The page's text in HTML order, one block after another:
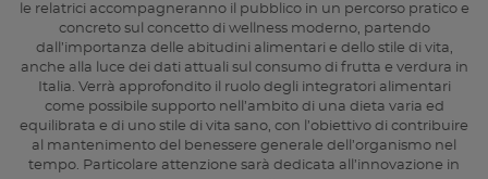
le relatrici accompagneranno il pubblico in un percorso pratico e
concreto sul concetto di wellness moderno, partendo
dall’importanza delle abitudini alimentari e dello stile di vita,
anche alla luce dei dati attuali sul consumo di frutta e verdura in
Italia. Verrà approfondito il ruolo degli integratori alimentari
come possibile supporto nell’ambito di una dieta varia ed
equilibrata e di uno stile di vita sano, con l’obiettivo di contribuire
al mantenimento del benessere generale dell’organismo nel
tempo. Particolare attenzione sarà dedicata all’innovazione in